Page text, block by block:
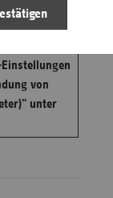
von
unter